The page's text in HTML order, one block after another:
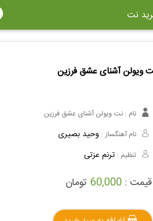
نت
سه تار
گلوکن اشپیل ویبرافون
نی هفت بند
ویولا
ویولن آشنای عشق فرزین
نام : نت ویولن آشنای عشق فرزین
نام آهنگساز : وحید بصیری
تنظیم : ترنم عزتی
قیمت : 60,000 تومان